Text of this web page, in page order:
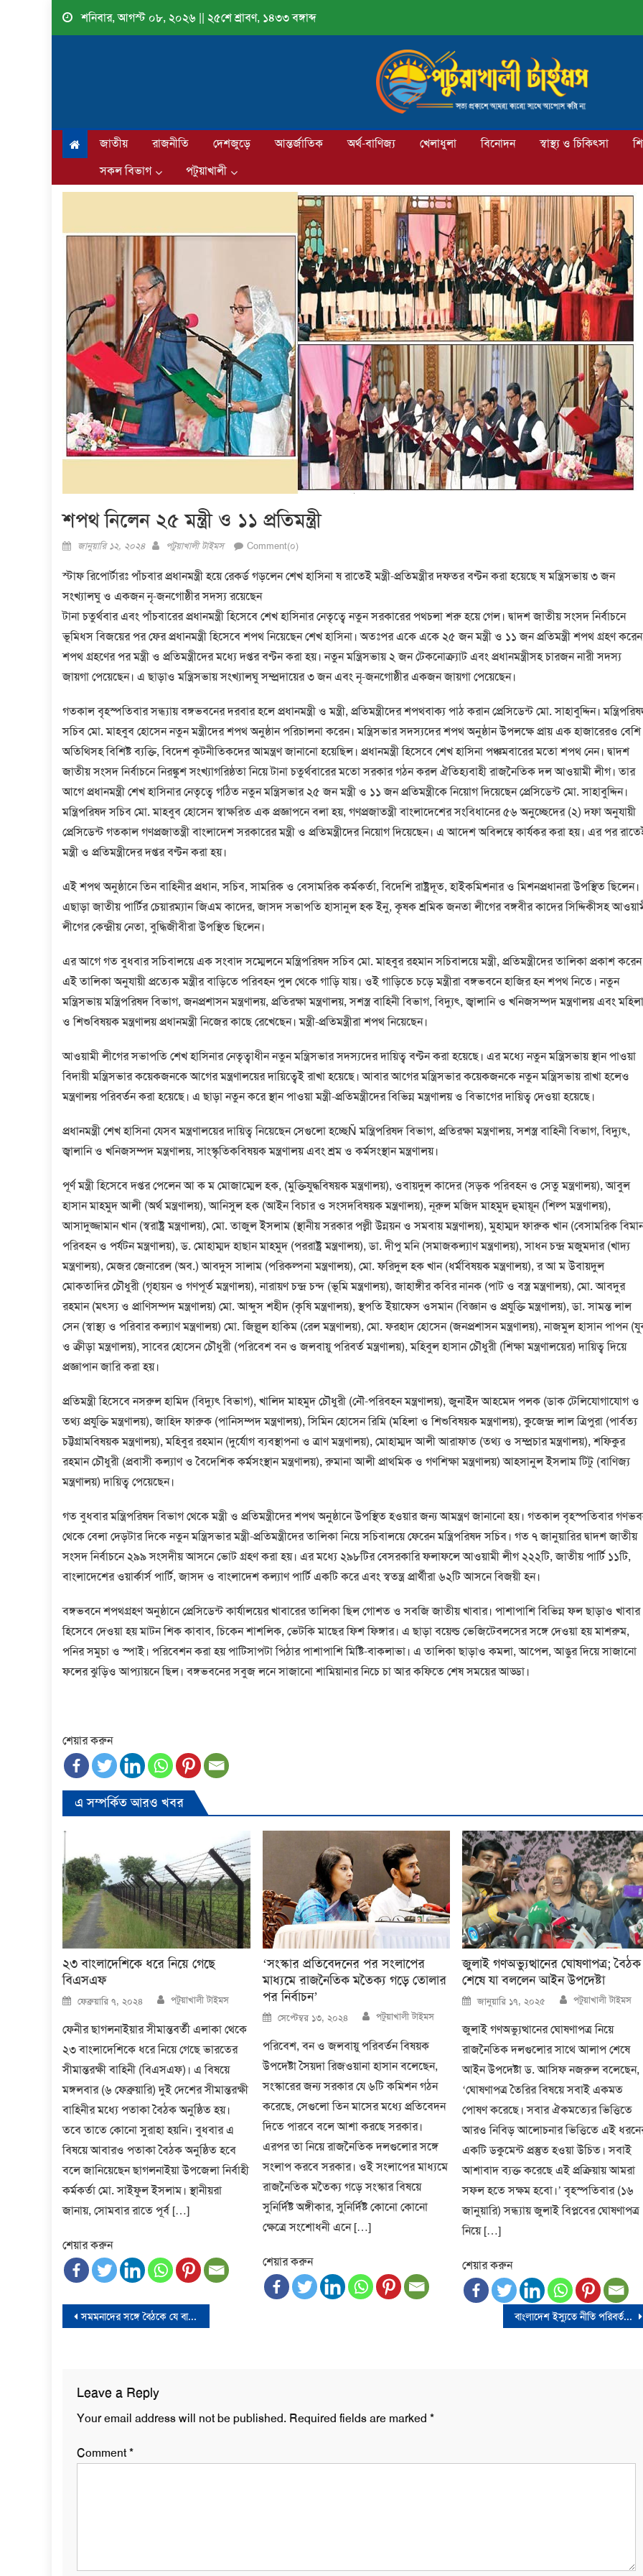
Skip
শনিবার, আগস্ট ০৮, ২০২৬ || ২৫শে শ্রাবণ, ১৪৩৩ বঙ্গাব্দ
জাতীয় রাজনীতি দেশজুড়ে আন্তর্জাতিক অর্থ-বাণিজ্য খেলাধুলা বিনোদন স্বাস্থ্য ও চিকিৎসা
সকল বিভাগ
পটুয়াখালী
শপথ নিলেন ২৫ মন্ত্রী ও ১১ প্রতিমন্ত্রী
Posted
জানুয়ারি ১২, ২০২৪ Author
পটুয়াখালী টাইমস Comment(০)
স্টাফ রিপোর্টারঃ পাঁচবার প্রধানমন্ত্রী হয়ে রেকর্ড গড়লেন শেখ হাসিনা ষ রাতেই মন্ত্রী-প্রতিমন্ত্রীর দফতর বণ্টন করা হয়েছে ষ মন্ত্রিসভায় ৩ জন
সংখ্যালঘু ও একজন নৃ-জনগোষ্ঠীর সদস্য রয়েছেন
টানা চতুর্থবার এবং পাঁচবারের প্রধানমন্ত্রী হিসেবে শেখ হাসিনার নেতৃত্বে নতুন সরকারের পথচলা শরু হয়ে গেল। দ্বাদশ জাতীয় সংসদ নির্বাচনে
ভূমিধস বিজয়ের পর ফের প্রধানমন্ত্রী হিসেবে শপথ নিয়েছেন শেখ হাসিনা। অতঃপর একে একে ২৫ জন মন্ত্রী ও ১১ জন প্রতিমন্ত্রী শপথ গ্রহণ
শপথ গ্রহণের পর মন্ত্রী ও প্রতিমন্ত্রীদের মধ্যে দপ্তর বণ্টন করা হয়। নতুন মন্ত্রিসভায় ২ জন টেকনোক্র্যাট এবং প্রধানমন্ত্রীসহ চারজন নারী সদস্য
জায়গা পেয়েছেন। এ ছাড়াও মন্ত্রিসভায় সংখ্যালঘু সম্প্রদায়ের ৩ জন এবং নৃ-জনগোষ্ঠীর একজন জায়গা পেয়েছেন।
গতকাল বৃহস্পতিবার সন্ধ্যায় বঙ্গভবনের দরবার হলে প্রধানমন্ত্রী ও মন্ত্রী, প্রতিমন্ত্রীদের শপথবাক্য পাঠ করান প্রেসিডেন্ট মো. সাহাবুদ্দিন।
সচিব মো. মাহবুব হোসেন নতুন মন্ত্রীদের শপথ অনুষ্ঠান পরিচালনা করেন। মন্ত্রিসভার সদস্যদের শপথ অনুষ্ঠান উপলক্ষে প্রায় এক হাজারেরও বেশি
অতিথিসহ বিশিষ্ট ব্যক্তি, বিদেশ কূটনীতিকদের আমন্ত্রণ জানানো হয়েছিল। প্রধানমন্ত্রী হিসেবে শেখ হাসিনা পঞ্চমবারের মতো শপথ নেন। দ্বাদশ
জাতীয় সংসদ নির্বাচনে নিরঙ্কুশ সংখ্যাগরিষ্ঠতা নিয়ে টানা চতুর্থবারের মতো সরকার গঠন করল ঐতিহ্যবাহী রাজনৈতিক দল আওয়ামী লীগ। তার
আগে প্রধানমন্ত্রী শেখ হাসিনার নেতৃত্বে গঠিত নতুন মন্ত্রিসভার ২৫ জন মন্ত্রী ও ১১ জন প্রতিমন্ত্রীকে নিয়োগ দিয়েছেন প্রেসিডেন্ট মো. সাহাবুদ্দিন।
মন্ত্রিপরিষদ সচিব মো. মাহবুব হোসেন স্বাক্ষরিত এক প্রজ্ঞাপনে বলা হয়, গণপ্রজাতন্ত্রী বাংলাদেশের সংবিধানের ৫৬ অনুচ্ছেদের (২) দফা অনুযায়ী
প্রেসিডেন্ট গতকাল গণপ্রজাতন্ত্রী বাংলাদেশ সরকারের মন্ত্রী ও প্রতিমন্ত্রীদের নিয়োগ দিয়েছেন। এ আদেশ অবিলম্বে কার্যকর করা হয়। এর পর
মন্ত্রী ও প্রতিমন্ত্রীদের দপ্তর বণ্টন করা হয়।
এই শপথ অনুষ্ঠানে তিন বাহিনীর প্রধান, সচিব, সামরিক ও বেসামরিক কর্মকর্তা, বিদেশি রাষ্ট্রদূত, হাইকমিশনার ও মিশনপ্রধানরা উপস্থিত ছিলেন।
এছাড়া জাতীয় পার্টির চেয়ারম্যান জিএম কাদের, জাসদ সভাপতি হাসানুল হক ইনু, কৃষক শ্রমিক জনতা লীগের বঙ্গবীর কাদের সিদ্দিকীসহ
লীগের কেন্দ্রীয় নেতা, বুদ্ধিজীবীরা উপস্থিত ছিলেন।
এর আগে গত বুধবার সচিবালয়ে এক সংবাদ সম্মেলনে মন্ত্রিপরিষদ সচিব মো. মাহবুর রহমান সচিবালয়ে মন্ত্রী, প্রতিমন্ত্রীদের তালিকা প্রকাশ
এই তালিকা অনুযায়ী প্রত্যেক মন্ত্রীর বাড়িতে পরিবহন পুল থেকে গাড়ি যায়। ওই গাড়িতে চড়ে মন্ত্রীরা বঙ্গভবনে হাজির হন শপথ নিতে। নতুন
মন্ত্রিসভায় মন্ত্রিপরিষদ বিভাগ, জনপ্রশাসন মন্ত্রণালয়, প্রতিরক্ষা মন্ত্রণালয়, সশস্ত্র বাহিনী বিভাগ, বিদ্যুৎ, জ্বালানি ও খনিজসম্পদ মন্ত্রণালয় এবং মহিলা
ও শিশুবিষয়ক মন্ত্রণালয় প্রধানমন্ত্রী নিজের কাছে রেখেছেন। মন্ত্রী-প্রতিমন্ত্রীরা শপথ নিয়েছেন।
আওয়ামী লীগের সভাপতি শেখ হাসিনার নেতৃত্বাধীন নতুন মন্ত্রিসভার সদস্যদের দায়িত্ব বণ্টন করা হয়েছে। এর মধ্যে নতুন মন্ত্রিসভায় স্থান পাওয়া
বিদায়ী মন্ত্রিসভার কয়েকজনকে আগের মন্ত্রণালয়ের দায়িত্বেই রাখা হয়েছে। আবার আগের মন্ত্রিসভার কয়েকজনকে নতুন মন্ত্রিসভায় রাখা হলেও
মন্ত্রণালয় পরিবর্তন করা হয়েছে। এ ছাড়া নতুন করে স্থান পাওয়া মন্ত্রী-প্রতিমন্ত্রীদের বিভিন্ন মন্ত্রণালয় ও বিভাগের দায়িত্ব দেওয়া হয়েছে।
প্রধানমন্ত্রী শেখ হাসিনা যেসব মন্ত্রণালয়ের দায়িত্ব নিয়েছেন সেগুলো হচ্ছেÑ মন্ত্রিপরিষদ বিভাগ, প্রতিরক্ষা মন্ত্রণালয়, সশস্ত্র বাহিনী বিভাগ, বিদ্যুৎ,
জ্বালানি ও খনিজসম্পদ মন্ত্রণালয়, সাংস্কৃতিকবিষয়ক মন্ত্রণালয় এবং শ্রম ও কর্মসংস্থান মন্ত্রণালয়।
পূর্ণ মন্ত্রী হিসেবে দপ্তর পেলেন আ ক ম মোজাম্মেল হক, (মুক্তিযুদ্ধবিষয়ক মন্ত্রণালয়), ওবায়দুল কাদের (সড়ক পরিবহন ও সেতু মন্ত্রণালয়), আবুল
হাসান মাহমুদ আলী (অর্থ মন্ত্রণালয়), আনিসুল হক (আইন বিচার ও সংসদবিষয়ক মন্ত্রণালয়), নূরুল মজিদ মাহমুদ হুমায়ূন (শিল্প মন্ত্রণালয়),
আসাদুজ্জামান খান (স্বরাষ্ট্র মন্ত্রণালয়), মো. তাজুল ইসলাম (স্থানীয় সরকার পল্লী উন্নয়ন ও সমবায় মন্ত্রণালয়), মুহাম্মদ ফারুক খান (বেসামরিক
পরিবহন ও পর্যটন মন্ত্রণালয়), ড. মোহাম্মদ হাছান মাহমুদ (পররাষ্ট্র মন্ত্রণালয়), ডা. দীপু মনি (সমাজকল্যাণ মন্ত্রণালয়), সাধন চন্দ্র মজুমদার (খাদ্য
মন্ত্রণালয়), মেজর জেনারেল (অব.) আবদুস সালাম (পরিকল্পনা মন্ত্রণালয়), মো. ফরিদুল হক খান (ধর্মবিষয়ক মন্ত্রণালয়), র আ ম উবায়দুল
মোকতাদির চৌধুরী (গৃহায়ন ও গণপূর্ত মন্ত্রণালয়), নারায়ণ চন্দ্র চন্দ (ভূমি মন্ত্রণালয়), জাহাঙ্গীর কবির নানক (পাট ও বস্ত্র মন্ত্রণালয়), মো. আবদুর
রহমান (মৎস্য ও প্রাণিসম্পদ মন্ত্রণালয়) মো. আব্দুস শহীদ (কৃষি মন্ত্রণালয়), স্থপতি ইয়াফেস ওসমান (বিজ্ঞান ও প্রযুক্তি মন্ত্রণালয়), ডা. সামন্ত লাল
সেন (স্বাস্থ্য ও পরিবার কল্যাণ মন্ত্রণালয়) মো. জিল্লুল হাকিম (রেল মন্ত্রণালয়), মো. ফরহাদ হোসেন (জনপ্রশাসন মন্ত্রণালয়), নাজমুল হাসান পাপন
ও ক্রীড়া মন্ত্রণালয়), সাবের হোসেন চৌধুরী (পরিবেশ বন ও জলবায়ু পরিবর্ত মন্ত্রণালয়), মহিবুল হাসান চৌধুরী (শিক্ষা মন্ত্রণালয়ের) দায়িত্ব দিয়ে
প্রজ্ঞাপান জারি করা হয়।
প্রতিমন্ত্রী হিসেবে নসরুল হামিদ (বিদ্যুৎ বিভাগ), খালিদ মাহমুদ চৌধুরী (নৌ-পরিবহন মন্ত্রণালয়), জুনাইদ আহমেদ পলক (ডাক টেলিযোগাযোগ ও
তথ্য প্রযুক্তি মন্ত্রণালয়), জাহিদ ফারুক (পানিসম্পদ মন্ত্রণালয়), সিমিন হোসেন রিমি (মহিলা ও শিশুবিষয়ক মন্ত্রণালয়), কুজেন্দ্র লাল ত্রিপুরা (পার্বত্য
চট্টগ্রামবিষয়ক মন্ত্রণালয়), মহিবুর রহমান (দুর্যোগ ব্যবস্থাপনা ও ত্রাণ মন্ত্রণালয়), মোহাম্মদ আলী আরাফাত (তথ্য ও সম্প্রচার মন্ত্রণালয়), শফিকুর
রহমান চৌধুরী (প্রবাসী কল্যাণ ও বৈদেশিক কর্মসংস্থান মন্ত্রণালয়), রুমানা আলী প্রাথমিক ও গণশিক্ষা মন্ত্রণালয়) আহসানুল ইসলাম টিটু (বাণিজ্য
মন্ত্রণালয়) দায়িত্ব পেয়েছেন।
গত বুধবার মন্ত্রিপরিষদ বিভাগ থেকে মন্ত্রী ও প্রতিমন্ত্রীদের শপথ অনুষ্ঠানে উপস্থিত হওয়ার জন্য আমন্ত্রণ জানানো হয়। গতকাল বৃহস্পতিবার
থেকে বেলা দেড়টার দিকে নতুন মন্ত্রিসভার মন্ত্রী-প্রতিমন্ত্রীদের তালিকা নিয়ে সচিবালয়ে ফেরেন মন্ত্রিপরিষদ সচিব। গত ৭ জানুয়ারির দ্বাদশ জাতীয়
সংসদ নির্বাচনে ২৯৯ সংসদীয় আসনে ভোট গ্রহণ করা হয়। এর মধ্যে ২৯৮টির বেসরকারি ফলাফলে আওয়ামী লীগ ২২২টি, জাতীয় পার্টি ১১টি,
বাংলাদেশের ওয়ার্কার্স পার্টি, জাসদ ও বাংলাদেশ কল্যাণ পার্টি একটি করে এবং স্বতন্ত্র প্রার্থীরা ৬২টি আসনে বিজয়ী হন।
বঙ্গভবনে শপথগ্রহণ অনুষ্ঠানে প্রেসিডেন্ট কার্যালয়ের খাবারের তালিকা ছিল গোশত ও সবজি জাতীয় খাবার। পাশাপাশি বিভিন্ন ফল ছাড়াও খাবার
হিসেবে দেওয়া হয় মাটন শিক কাবাব, চিকেন শাশলিক, ভেটকি মাছের ফিশ ফিঙ্গার। এ ছাড়া বয়েল্ড ভেজিটেবলসের সঙ্গে দেওয়া হয় মাশরুম,
পনির সমুচা ও স্পাই। পরিবেশন করা হয় পাটিসাপটা পিঠার পাশাপাশি মিষ্টি-বাকলাভা। এ তালিকা ছাড়াও কমলা, আপেল, আঙুর দিয়ে সাজানো
ফলের ঝুড়িও আপ্যায়নে ছিল। বঙ্গভবনের সবুজ লনে সাজানো শামিয়ানার নিচে চা আর কফিতে শেষ সময়ের আড্ডা।
শেয়ার করুন
এ সম্পর্কিত আরও খবর
২৩ বাংলাদেশিকে ধরে নিয়ে গেছে
বিএসএফ
Posted
on
ফেব্রুয়ারি ৭, ২০২৪ Author
পটুয়াখালী টাইমস
ফেনীর ছাগলনাইয়ার সীমান্তবর্তী এলাকা থেকে
২৩ বাংলাদেশিকে ধরে নিয়ে গেছে ভারতের
সীমান্তরক্ষী বাহিনী (বিএসএফ)। এ বিষয়ে
মঙ্গলবার (৬ ফেব্রুয়ারি) দুই দেশের সীমান্তরক্ষী
বাহিনীর মধ্যে পতাকা বৈঠক অনুষ্ঠিত হয়।
তবে তাতে কোনো সুরাহা হয়নি। বুধবার এ
বিষয়ে আবারও পতাকা বৈঠক অনুষ্ঠিত হবে
বলে জানিয়েছেন ছাগলনাইয়া উপজেলা নির্বাহী
কর্মকর্তা মো. সাইফুল ইসলাম। স্থানীয়রা
জানায়, সোমবার রাতে পূর্ব […]
শেয়ার করুন
‘সংস্কার প্রতিবেদনের পর সংলাপের
মাধ্যমে রাজনৈতিক মতৈক্য গড়ে তোলার
পর নির্বাচন’
Posted
on
সেপ্টেম্বর ১৩, ২০২৪ Author
পটুয়াখালী টাইমস
পরিবেশ, বন ও জলবায়ু পরিবর্তন বিষয়ক
উপদেষ্টা সৈয়দা রিজওয়ানা হাসান বলেছেন,
সংস্কারের জন্য সরকার যে ৬টি কমিশন গঠন
করেছে, সেগুলো তিন মাসের মধ্যে প্রতিবেদন
দিতে পারবে বলে আশা করছে সরকার।
এরপর তা নিয়ে রাজনৈতিক দলগুলোর সঙ্গে
সংলাপ করবে সরকার। ওই সংলাপের মাধ্যমে
রাজনৈতিক মতৈক্য গড়ে সংস্কার বিষয়ে
সুনির্দিষ্ট অঙ্গীকার, সুনির্দিষ্ট কোনো কোনো
ক্ষেত্রে সংশোধনী এনে […]
শেয়ার করুন
জুলাই গণঅভ্যুত্থানের ঘোষণাপত্র; বৈঠক
শেষে যা বললেন আইন উপদেষ্টা
Posted
on
জানুয়ারি ১৭, ২০২৫ Author
পটুয়াখালী টাইমস
জুলাই গণঅভ্যুত্থানের ঘোষণাপত্র নিয়ে
রাজনৈতিক দলগুলোর সাথে আলাপ শেষে
আইন উপদেষ্টা ড. আসিফ নজরুল বলেছেন,
‘ঘোষণাপত্র তৈরির বিষয়ে সবাই একমত
পোষণ করেছে। সবার ঐকমত্যের ভিত্তিতে
আরও নিবিড় আলোচনার ভিত্তিতে এই
একটি ডকুমেন্ট প্রস্তুত হওয়া উচিত। সবাই
আশাবাদ ব্যক্ত করেছে এই প্রক্রিয়ায় আমরা
সফল হতে সক্ষম হবো।’ বৃহস্পতিবার (১৬
জানুয়ারি) সন্ধ্যায় জুলাই বিপ্লবের ঘোষণাপত্র
নিয়ে […]
শেয়ার করুন
Post
সমমনাদের সঙ্গে বৈঠকে যে বার্তা দিচ্ছে বিএনপি বাংলাদেশ ইস্যুতে নীতি পরিবর্তনের অভিযোগ প্রত্যাখ্যান হোয়াইট হাউসের
Leave a Reply
Your email address will not be published. Required fields are marked *
Comment*